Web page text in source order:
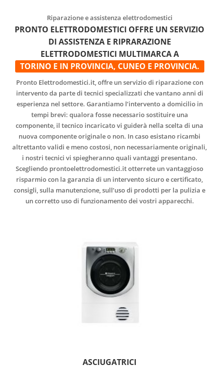
Riparazione e assistenza elettrodomestici
PRONTO ELETTRODOMESTICI OFFRE UN SERVIZIO
DI ASSISTENZA E RIPRARAZIONE
ELETTRODOMESTICI MULTIMARCA A
TORINO E IN PROVINCIA, CUNEO E PROVINCIA.
Pronto Elettrodomestici.it, offre un servizio di riparazione con
intervento da parte di tecnici specializzati che vantano anni di
esperienza nel settore. Garantiamo l’intervento a domicilio in
tempi brevi: qualora fosse necessario sostituire una
componente, il tecnico incaricato vi guiderà nella scelta di una
nuova componente originale o non. In caso esistano ricambi
altrettanto validi e meno costosi, non necessariamente originali,
i nostri tecnici vi spiegheranno quali vantaggi presentano.
Scegliendo prontoelettrodomestici.it otterrete un vantaggioso
risparmio con la garanzia di un intervento sicuro e certificato,
consigli, sulla manutenzione, sull’uso di prodotti per la pulizia e
un corretto uso di funzionamento dei vostri apparecchi.
ASCIUGATRICI